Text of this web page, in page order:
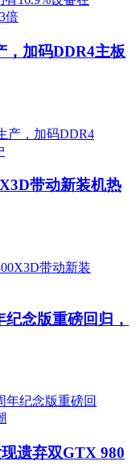
，加码DDR4主板
带动新装机热
念版重磅回归，
遗弃双GTX 980